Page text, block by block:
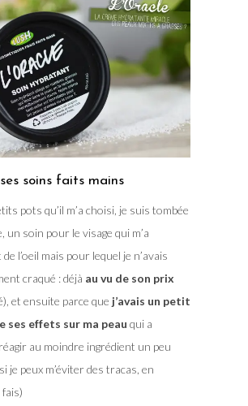
soins faits mains
pots qu’il m’a choisi, je suis tombée
un soin pour le visage qui m’a
l’oeil mais pour lequel je n’avais
craqué : déjà au vu de son prix
et ensuite parce que j’avais un petit
ses effets sur ma peau qui a
au moindre ingrédient un peu
je peux m’éviter des tracas, en